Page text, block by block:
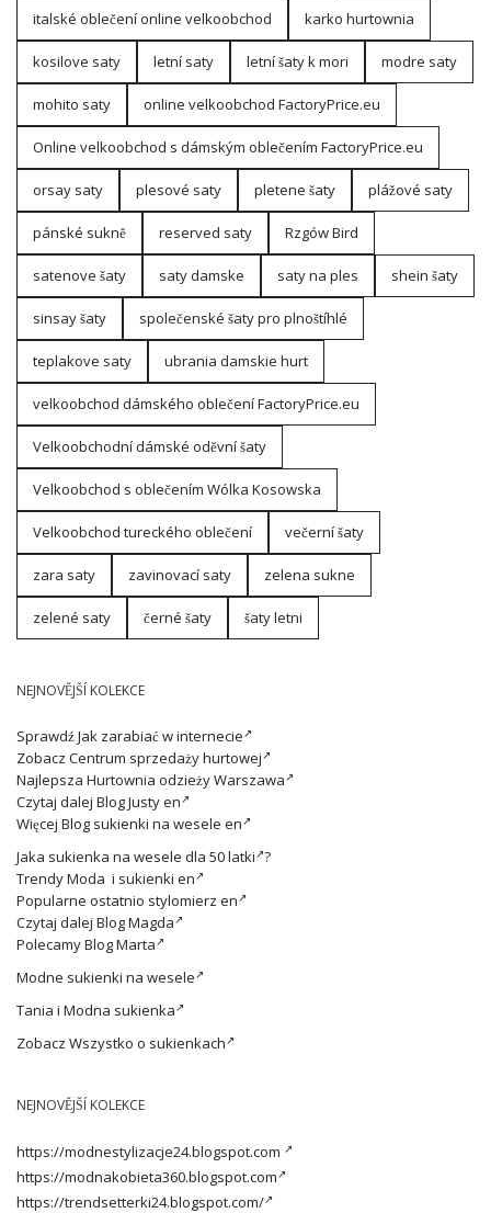
italské oblečení online velkoobchod karko hurtownia
kosilove saty letní saty letní šaty k mori modre saty
mohito saty online velkoobchod FactoryPrice.eu
Online velkoobchod s dámským oblečením FactoryPrice.eu
orsay saty plesové saty pletene šaty plážové saty
pánské sukně reserved saty Rzgów Bird
satenove šaty saty damske saty na ples shein šaty
sinsay šaty společenské šaty pro plnoštíhlé
teplakove saty ubrania damskie hurt
velkoobchod dámského oblečení FactoryPrice.eu
Velkoobchodní dámské oděvní šaty
Velkoobchod s oblečením Wólka Kosowska
Velkoobchod tureckého oblečení večerní šaty
zara saty zavinovací saty zelena sukne
zelené saty černé šaty šaty letni
NEJNOVĚJŠÍ KOLEKCE
SprawdźJak zarabiać w internecie
Zobacz Centrum sprzedaży hurtowej
Najlepsza Hurtownia odzieży Warszawa
Czytaj dalej Blog Justy en
Więcej Blog sukienki na wesele en
Jaka sukienka na wesele dla 50 latki ?
TrendyModa i sukienki en
Popularne ostatnio stylomierz en
Czytaj dalej Blog Magda
PolecamyBlog Marta
Modne sukienki na wesele
Tania i Modna sukienka
Zobacz Wszystko o sukienkach
NEJNOVĚJŠÍ KOLEKCE
https://modnestylizacje24.blogspot.com
https://modnakobieta360.blogspot.com
https://trendsetterki24.blogspot.com/